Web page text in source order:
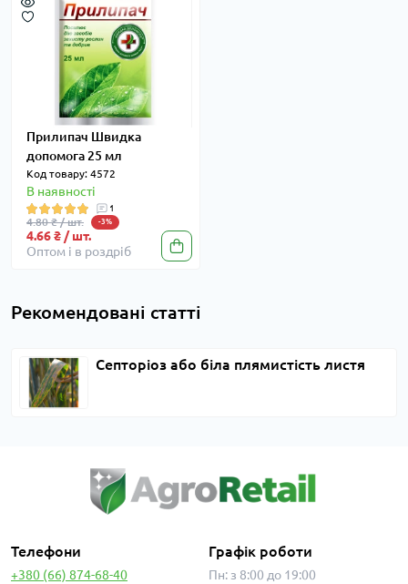
Прилипач Швидка
допомога 25 мл
Код товару: 4572
В наявності
1
4.80 ₴ / шт. -3%
4.66 ₴ / шт.
Оптом і в роздріб
Рекомендовані статті
Септоріоз або біла плямистість листя
Телефони
+380 (66) 874-68-40
Графік роботи
Пн: з 8:00 до 19:00